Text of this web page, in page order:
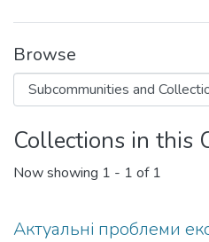
Browse
Collections in this
Now showing 1 - 1 of 1
Актуальні проблеми